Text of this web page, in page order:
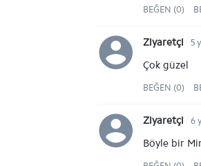
BEĞEN (0)
Ziyaretçi 5
Çok güzel
BEĞEN (0)
Ziyaretçi 6
Böyle bir